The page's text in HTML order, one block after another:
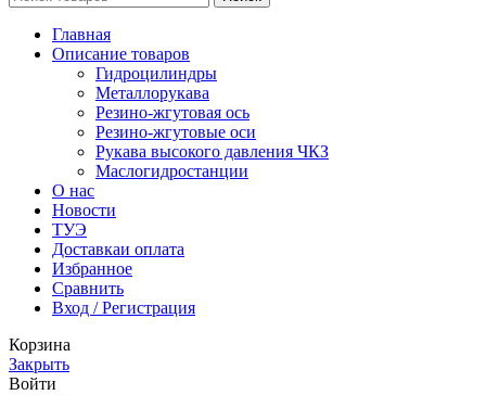
Главная
Описание товаров
Гидроцилиндры
Металлорукава
Резино-жгутовая ось
Резино-жгутовые оси
Рукава высокого давления ЧКЗ
Маслогидростанции
О нас
Новости
ТУЭ
Доставкаи оплата
Избранное
Сравнить
Вход / Регистрация
Корзина
Закрыть
Войти